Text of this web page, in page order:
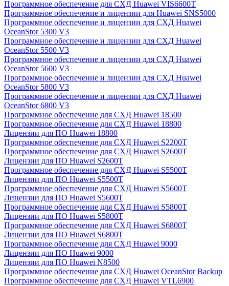
Программное обеспечение для СХД Huawei VIS6600T
Программное обеспечение и лицензии для Huawei SNS5000
Программное обеспечение и лицензии для СХД Huawei
OceanStor 5300 V3
Программное обеспечение и лицензии для СХД Huawei
OceanStor 5500 V3
Программное обеспечение и лицензии для СХД Huawei
OceanStor 5600 V3
Программное обеспечение и лицензии для СХД Huawei
OceanStor 5800 V3
Программное обеспечение и лицензии для СХД Huawei
OceanStor 6800 V3
Программное обеспечение для СХД Huawei 18500
Программное обеспечение для СХД Huawei 18800
Лицензии для ПО Huawei 18800
Программное обеспечение для СХД Huawei S2200T
Программное обеспечение для СХД Huawei S2600T
Лицензии для ПО Huawei S2600T
Программное обеспечение для СХД Huawei S5500T
Лицензии для ПО Huawei S5500T
Программное обеспечение для СХД Huawei S5600T
Лицензии для ПО Huawei S5600T
Программное обеспечение для СХД Huawei S5800T
Лицензии для ПО Huawei S5800T
Программное обеспечение для СХД Huawei S6800T
Лицензии для ПО Huawei S6800T
Программное обеспечение для СХД Huawei 9000
Лицензии для ПО Huawei 9000
Лицензии для ПО Huawei N8500
Программное обеспечение для СХД Huawei OceanStor Backup
Программное обеспечение для СХД Huawei VTL6900